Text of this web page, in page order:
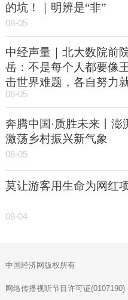
的坑！｜明辨是“非”
08-05
中经声量｜北大数院前
岳：不是每个人都要像
击世界难题，各自努力
08-05
奔腾中国·质胜未来丨澎
激荡乡村振兴新气象
08-05
莫让游客用生命为网红
08-04
中国经济网版权所有
网络传播视听节目许可证